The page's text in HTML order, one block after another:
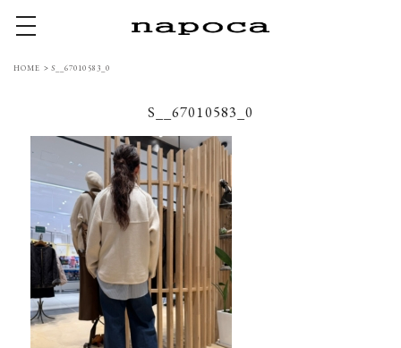
toggle navigation
HOME >S__67010583_0
S__67010583_0